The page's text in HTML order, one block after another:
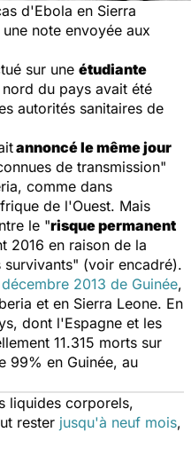
d'Ebola en Sierra
note envoyée aux
sur une étudiante
du pays avait été
autorités sanitaires de
annoncé le même jour
de transmission"
comme dans
de l'Ouest. Mais
le "risque permanent
2016 en raison de la
survivants" (voir encadré).
2013 de Guinée,
et en Sierra Leone. En
dont l'Espagne et les
11.315 morts sur
99% en Guinée, au
liquides corporels,
rester jusqu'à neuf mois,